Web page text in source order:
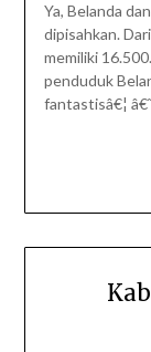
Ya, Belanda
dipisahkan.
memiliki
penduduk
fantastisâ€¦